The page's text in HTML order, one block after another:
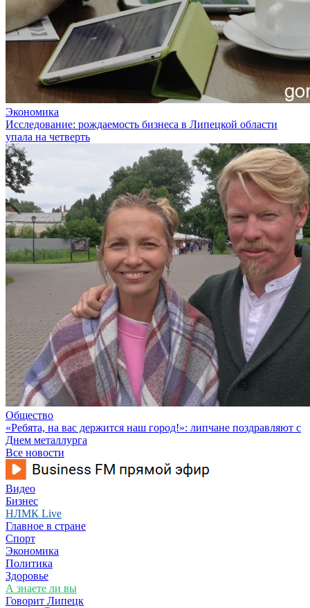
Экономика
Исследование: рождаемость бизнеса в Липецкой области
упала на четверть
Общество
«Ребята, на вас держится наш город!»: липчане поздравляют с
Днем металлурга
Все новости
Видео
Бизнес
НЛМК Live
Главное в стране
Спорт
Экономика
Политика
Здоровье
А знаете ли вы
Говорит Липецк